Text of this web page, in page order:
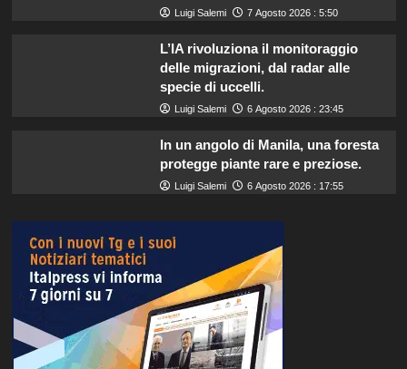
Luigi Salemi 7 Agosto 2026 : 5:50
L’IA rivoluziona il monitoraggio
delle migrazioni, dal radar alle
specie di uccelli.
Luigi Salemi 6 Agosto 2026 : 23:45
In un angolo di Manila, una foresta
protegge piante rare e preziose.
Luigi Salemi 6 Agosto 2026 : 17:55